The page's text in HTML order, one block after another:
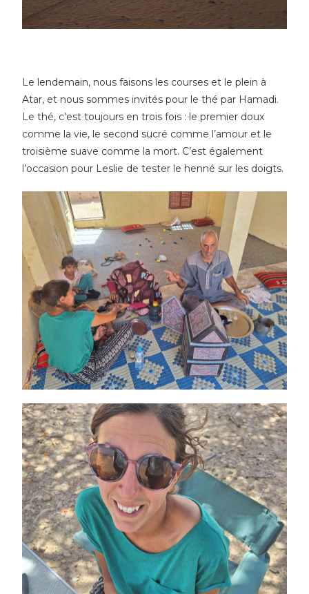
Le lendemain, nous faisons les courses et le plein à
Atar, et nous sommes invités pour le thé par Hamadi.
Le thé, c’est toujours en trois fois : le premier doux
comme la vie, le second sucré comme l’amour et le
troisième suave comme la mort. C’est également
l’occasion pour Leslie de tester le henné sur les doigts.